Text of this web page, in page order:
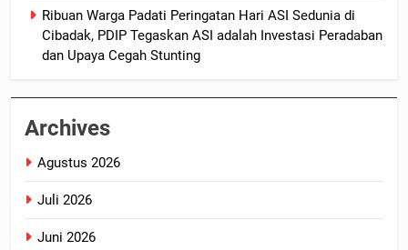
Ribuan Warga Padati Peringatan Hari ASI Sedunia di
Cibadak, PDIP Tegaskan ASI adalah Investasi Peradaban
dan Upaya Cegah Stunting
Archives
Agustus 2026
Juli 2026
Juni 2026